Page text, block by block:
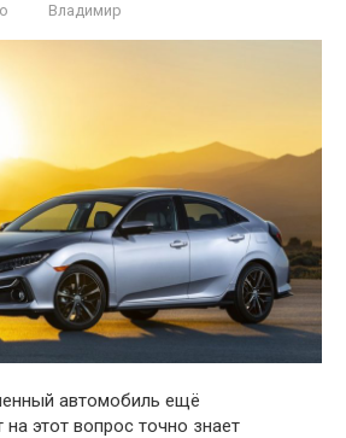
Владимир
автомобиль ещё
этот вопрос точно знает